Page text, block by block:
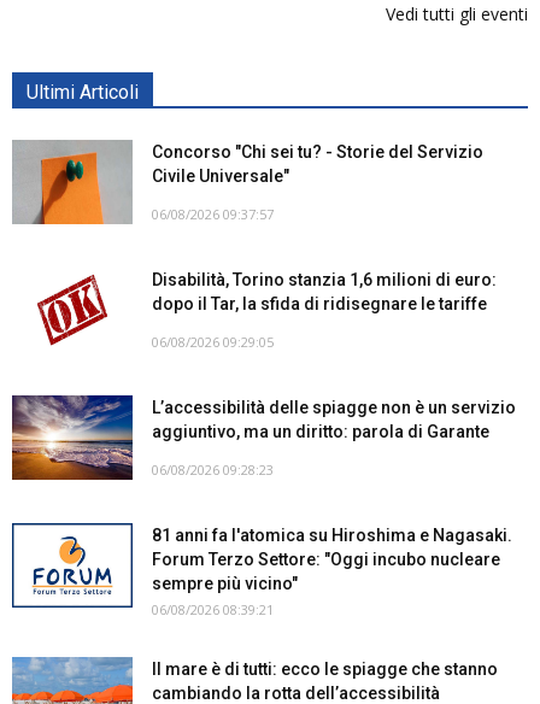
Vedi tutti gli eventi
Ultimi Articoli
Concorso "Chi sei tu? - Storie del Servizio
Civile Universale"
06/08/2026 09:37:57
Disabilità, Torino stanzia 1,6 milioni di euro:
dopo il Tar, la sfida di ridisegnare le tariffe
06/08/2026 09:29:05
L’accessibilità delle spiagge non è un servizio
aggiuntivo, ma un diritto: parola di Garante
06/08/2026 09:28:23
81 anni fa l'atomica su Hiroshima e Nagasaki.
Forum Terzo Settore: "Oggi incubo nucleare
sempre più vicino"
06/08/2026 08:39:21
Il mare è di tutti: ecco le spiagge che stanno
cambiando la rotta dell’accessibilità